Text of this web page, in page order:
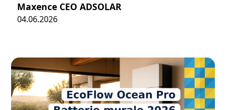
Maxence CEO ADSOLAR
04.06.2026